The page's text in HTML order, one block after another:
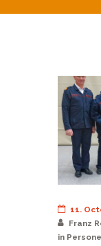
11.
Franz
in